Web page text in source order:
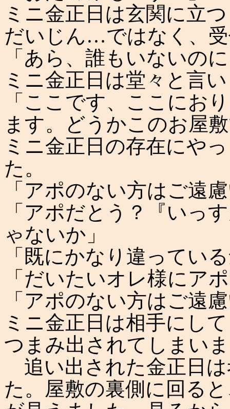
ミニ金正日は玄関に立
だいじん…ではなく、
「あら、誰もいないの
ミニ金正日は堂々と言
「ここです、ここにお
ます。どうかこのお屋
ミニ金正日の存在にや
た。
「アポのない方はご遠
「アポだとう？『いっ
ゃないか」
「既にかなり違ってい
「だいたいオレ様にア
「アポのない方はご遠
ミニ金正日は相手にし
つまみ出されてしまい
追い出された金正日
た。屋敷の裏側に回る